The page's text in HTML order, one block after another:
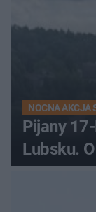
NOCNA AKCJA
Pijany
Lubsku.